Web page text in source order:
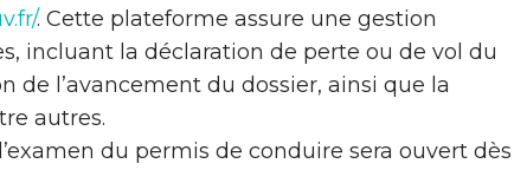
. Cette plateforme assure une gestion
incluant la déclaration de perte ou de vol du
de l’avancement du dossier, ainsi que la
autres.
du permis de conduire sera ouvert dès